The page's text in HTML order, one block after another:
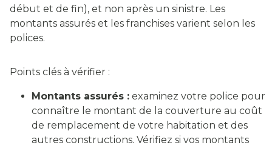
début et de fin), et non après un sinistre. Les
montants assurés et les franchises varient selon les
polices.
Points clés à vérifier :
Montants assurés : examinez votre police pour
connaître le montant de la couverture au coût
de remplacement de votre habitation et des
autres constructions. Vérifiez si vos montants